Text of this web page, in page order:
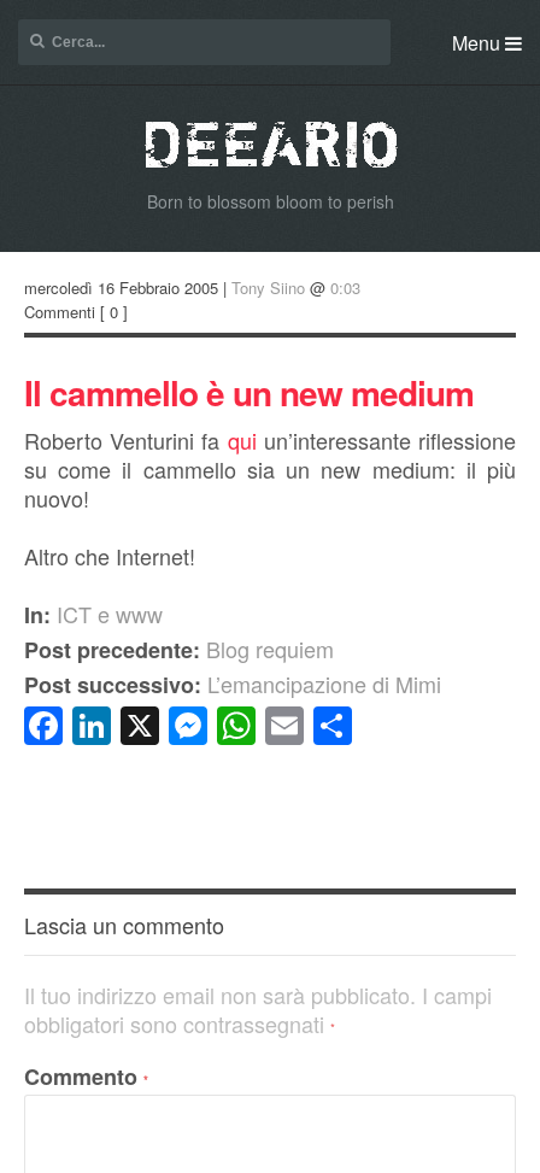
Menu
Born to blossom bloom to perish
mercoledì 16 Febbraio 2005 | Tony Siino @ 0:03
Commenti [ 0 ]
Il cammello è un new medium
Roberto Venturini fa qui un’interessante riflessione
su come il cammello sia un new medium: il più
nuovo!
Altro che Internet!
In: ICT e www
Post precedente: Blog requiem
Post successivo: L’emancipazione di Mimi
Facebook
LinkedIn
X Messenger
WhatsApp
Email
Lascia un commento
Il tuo indirizzo email non sarà pubblicato. I campi
obbligatori sono contrassegnati *
Commento *